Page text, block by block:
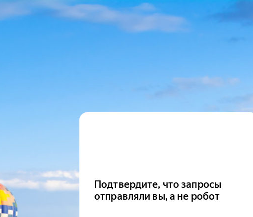
Подтвердите, что запросы
отправляли вы, а не робот